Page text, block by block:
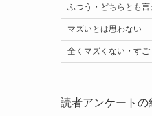
ふつう・どちらとも言
マズいとは思わない
全くマズくない・す
読者アンケートの